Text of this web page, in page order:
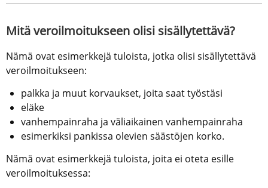
Mitä veroilmoitukseen olisi sisällytettävä?
Nämä ovat esimerkkejä tuloista, jotka olisi sisällytettävä
veroilmoitukseen:
palkka ja muut korvaukset, joita saat työstäsi
eläke
vanhempainraha ja väliaikainen vanhempainraha
esimerkiksi pankissa olevien säästöjen korko.
Nämä ovat esimerkkejä tuloista, joita ei oteta esille
veroilmoituksessa: